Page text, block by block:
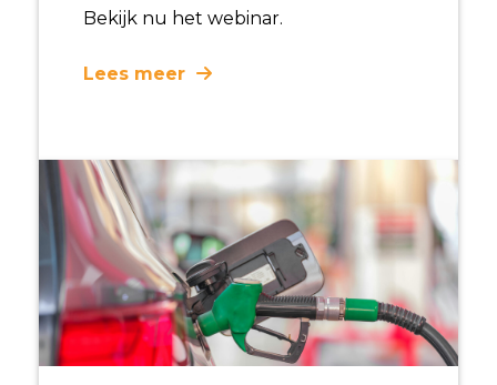
Bekijk nu het webinar.
Lees meer